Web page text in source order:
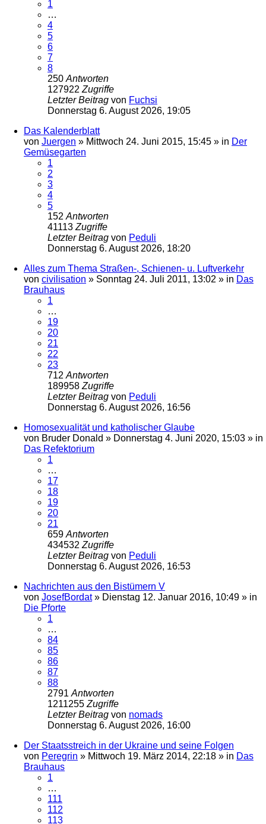
1
…
4
5
6
7
8
250 Antworten
127922 Zugriffe
Letzter Beitrag von Fuchsi
Donnerstag 6. August 2026, 19:05
Das Kalenderblatt
von Juergen » Mittwoch 24. Juni 2015, 15:45 » in Der
Gemüsegarten
1
2
3
4
5
152 Antworten
41113 Zugriffe
Letzter Beitrag von Peduli
Donnerstag 6. August 2026, 18:20
Alles zum Thema Straßen-, Schienen- u. Luftverkehr
von civilisation » Sonntag 24. Juli 2011, 13:02 » in Das
Brauhaus
1
…
19
20
21
22
23
712 Antworten
189958 Zugriffe
Letzter Beitrag von Peduli
Donnerstag 6. August 2026, 16:56
Homosexualität und katholischer Glaube
von Bruder Donald » Donnerstag 4. Juni 2020, 15:03 » in
Das Refektorium
1
…
17
18
19
20
21
659 Antworten
434532 Zugriffe
Letzter Beitrag von Peduli
Donnerstag 6. August 2026, 16:53
Nachrichten aus den Bistümern V
von JosefBordat» Dienstag 12. Januar 2016, 10:49 » in
Die Pforte
1
…
84
85
86
87
88
2791 Antworten
1211255 Zugriffe
Letzter Beitrag von nomads
Donnerstag 6. August 2026, 16:00
Der Staatsstreich in der Ukraine und seine Folgen
von Peregrin » Mittwoch 19. März 2014, 22:18 » in Das
Brauhaus
1
…
111
112
113